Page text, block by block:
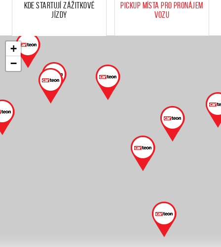
Kde startují zážitkové
jízdy
Pickup místa pro pronájem
vozu
+
−